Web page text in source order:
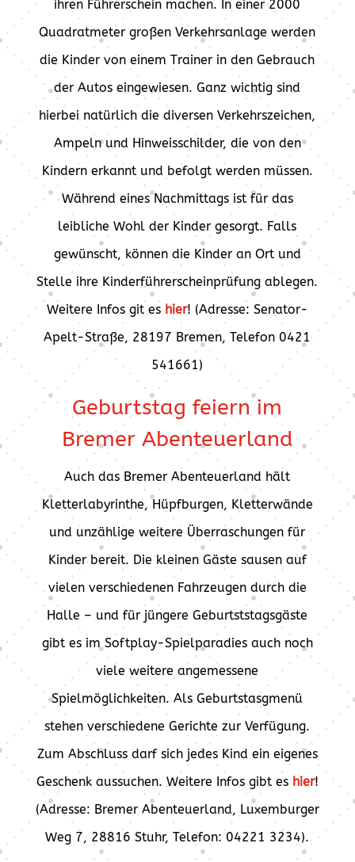
ihren Führerschein machen. In einer 2000
Quadratmeter großen Verkehrsanlage werden
die Kinder von einem Trainer in den Gebrauch
der Autos eingewiesen. Ganz wichtig sind
hierbei natürlich die diversen Verkehrszeichen,
Ampeln und Hinweisschilder, die von den
Kindern erkannt und befolgt werden müssen.
Während eines Nachmittags ist für das
leibliche Wohl der Kinder gesorgt. Falls
gewünscht, können die Kinder an Ort und
Stelle ihre Kinderführerscheinprüfung ablegen.
Weitere Infos git es hier! (Adresse: Senator-
Apelt-Straße, 28197 Bremen, Telefon 0421
541661)
Geburtstag feiern im
Bremer Abenteuerland
Auch das Bremer Abenteuerland hält
Kletterlabyrinthe, Hüpfburgen, Kletterwände
und unzählige weitere Überraschungen für
Kinder bereit. Die kleinen Gäste sausen auf
vielen verschiedenen Fahrzeugen durch die
Halle – und für jüngere Geburtststagsgäste
gibt es im Softplay-Spielparadies auch noch
viele weitere angemessene
Spielmöglichkeiten. Als Geburtstasgmenü
stehen verschiedene Gerichte zur Verfügung.
Zum Abschluss darf sich jedes Kind ein eigenes
Geschenk aussuchen. Weitere Infos gibt es hier!
(Adresse: Bremer Abenteuerland, Luxemburger
Weg 7, 28816 Stuhr, Telefon: 04221 3234).